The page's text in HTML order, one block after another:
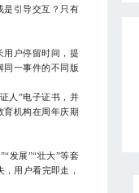
引导交互？只有
户停留时间，提
同一事件的不同版
人”电子证书，并
育机构在周年庆期
发展”“壮大”等套
用户看完即走，